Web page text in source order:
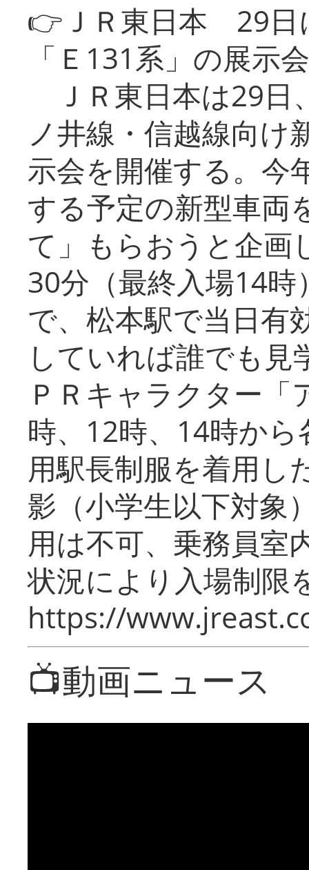
👉ＪＲ東日本 29日
「Ｅ131系」の展示会
ＪＲ東日本は29日
ノ井線・信越線向け
示会を開催する。今
する予定の新型車両
て」もらおうと企画
30分（最終入場14
で、松本駅で当日有
していれば誰でも
ＰＲキャラクター
時、12時、14時か
用駅長制服を着用し
影（小学生以下対象
用は不可、乗務員室
状況により入場制限
https://
📺動画ニュース